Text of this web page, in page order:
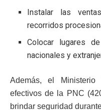
Instalar las
recorridos
Colocar lugares
nacionales y
Además, el Ministerio
efectivos de la PNC
brindar seguridad